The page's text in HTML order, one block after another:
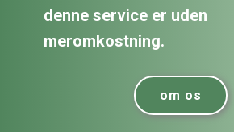
denne service er uden
meromkostning.
om os